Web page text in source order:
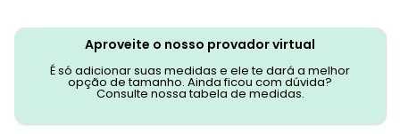
Aproveite o nosso provador virtual
É só adicionar suas medidas e ele te dará a melhor
opção de tamanho. Ainda ficou com dúvida?
Consulte nossa tabela de medidas.